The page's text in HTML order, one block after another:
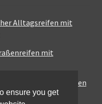
Alltagsreifen mit
mit
Sport-Touring-Reifen
ensure you get